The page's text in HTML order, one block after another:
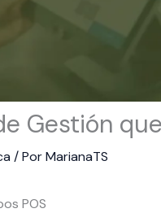
Gestión
/ PorMarianaTS
POS